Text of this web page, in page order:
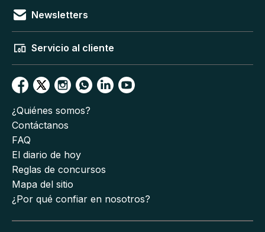
Newsletters
Servicio al cliente
¿Quiénes somos?
Contáctanos
FAQ
El diario de hoy
Reglas de concursos
Mapa del sitio
¿Por qué confiar en nosotros?